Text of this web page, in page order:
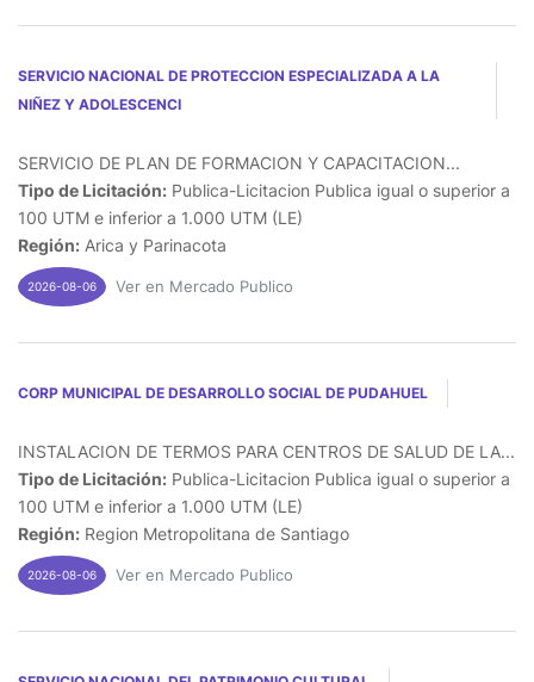
SERVICIO NACIONAL DE PROTECCION ESPECIALIZADA A LA
NIÑEZ Y ADOLESCENCI
SERVICIO DE PLAN DE FORMACION Y CAPACITACION...
Tipo de Licitación: Publica-Licitacion Publica igual o superior a
100 UTM e inferior a 1.000 UTM (LE)
Región: Arica y Parinacota
2026-08-06 Ver en Mercado Publico
CORP MUNICIPAL DE DESARROLLO SOCIAL DE PUDAHUEL
INSTALACION DE TERMOS PARA CENTROS DE SALUD DE LA...
Tipo de Licitación: Publica-Licitacion Publica igual o superior a
100 UTM e inferior a 1.000 UTM (LE)
Región: Region Metropolitana de Santiago
2026-08-06 Ver en Mercado Publico